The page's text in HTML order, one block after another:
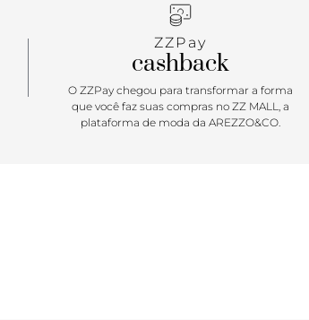
ZZPay
cashback
O ZZPay chegou para transformar a forma
que você faz suas compras no ZZ MALL, a
plataforma de moda da AREZZO&CO.